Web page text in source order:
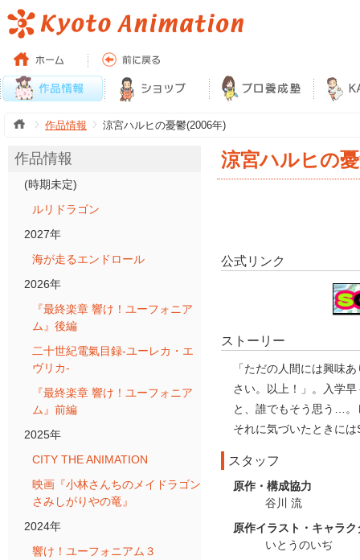
作品情報 涼宮ハルヒの憂鬱(2006年)
作品情報
(時期未定)
ルリドラゴン
2027年
海が走るエンドロール
2026年
『最終楽章 響け！ユーフォニア
ム』後編
二十世紀電氣目録-ユーレカ・エ
ヴリカ-
『最終楽章 響け！ユーフォニア
ム』前編
2025年
CITY THE ANIMATION
映画『小林さんちのメイドラゴン
さみしがりやの竜』
2024年
響け！ユーフォニアム３
涼宮ハルヒの
公式リンク
ストーリー
「ただの人間には興味
さい。以上！」。入学
と、誰でもそう思う…。
それに気づいたときに
スタッフ
原作・構成協力
谷川 流
原作イラスト・キャラク
いとうのいぢ